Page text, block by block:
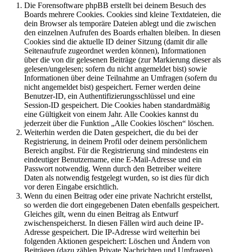
Die Forensoftware phpBB erstellt bei deinem Besuch des
Boards mehrere Cookies. Cookies sind kleine Textdateien, die
dein Browser als temporäre Dateien ablegt und die zwischen
den einzelnen Aufrufen des Boards erhalten bleiben. In diesen
Cookies sind die aktuelle ID deiner Sitzung (damit dir alle
Seitenaufrufe zugeordnet werden können), Informationen
über die von dir gelesenen Beiträge (zur Markierung dieser als
gelesen/ungelesen; sofern du nicht angemeldet bist) sowie
Informationen über deine Teilnahme an Umfragen (sofern du
nicht angemeldet bist) gespeichert. Ferner werden deine
Benutzer-ID, ein Authentifizierungsschlüssel und eine
Session-ID gespeichert. Die Cookies haben standardmäßig
eine Gültigkeit von einem Jahr. Alle Cookies kannst du
jederzeit über die Funktion „Alle Cookies löschen“ löschen.
Weiterhin werden die Daten gespeichert, die du bei der
Registrierung, in deinem Profil oder deinem persönlichem
Bereich angibst. Für die Registrierung sind mindestens ein
eindeutiger Benutzername, eine E-Mail-Adresse und ein
Passwort notwendig. Wenn durch den Betreiber weitere
Daten als notwendig festgelegt wurden, so ist dies für dich
vor deren Eingabe ersichtlich.
Wenn du einen Beitrag oder eine private Nachricht erstellst,
so werden die dort eingegebenen Daten ebenfalls gespeichert.
Gleiches gilt, wenn du einen Beitrag als Entwurf
zwischenspeicherst. In diesen Fällen wird auch deine IP-
Adresse gespeichert. Die IP-Adresse wird weiterhin bei
folgenden Aktionen gespeichert: Löschen und Ändern von
Beiträgen (dazu zählen Private Nachrichten und Umfragen),